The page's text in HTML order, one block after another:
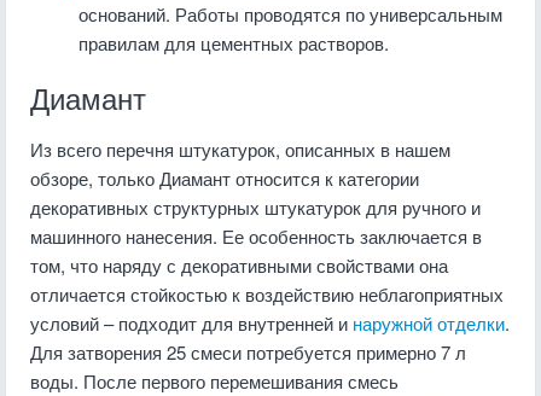
оснований. Работы проводятся по универсальным
правилам для цементных растворов.
Диамант
Из всего перечня штукатурок, описанных в нашем
обзоре, только Диамант относится к категории
декоративных структурных штукатурок для ручного и
машинного нанесения. Ее особенность заключается в
том, что наряду с декоративными свойствами она
отличается стойкостью к воздействию неблагоприятных
условий – подходит для внутренней и наружной отделки.
Для затворения 25 смеси потребуется примерно 7 л
воды. После первого перемешивания смесь